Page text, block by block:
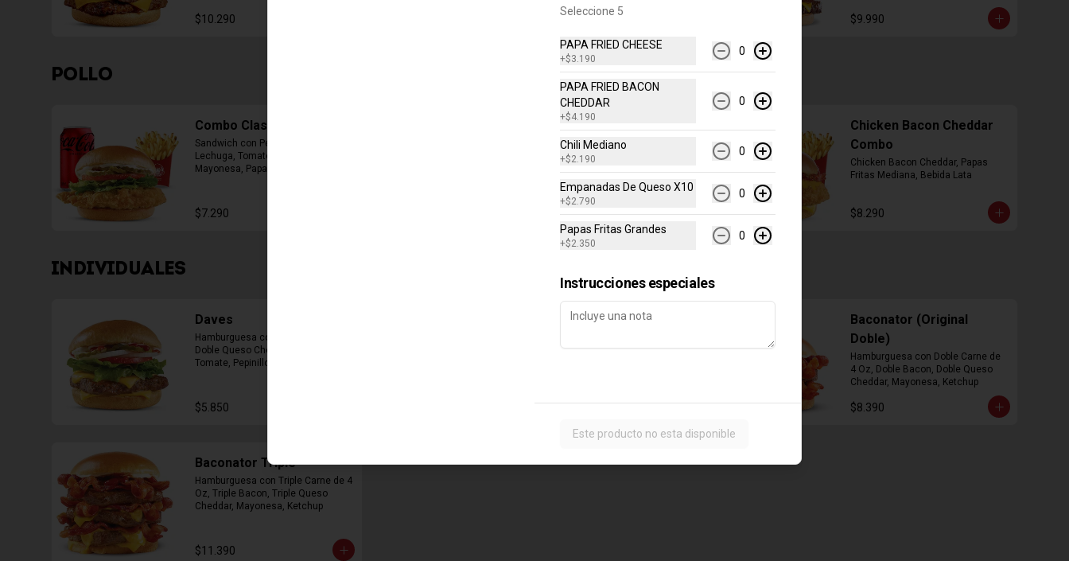
$10.290 $9.990
POLLO
Combo Classic Chicken
Sandwich con Pechuga Apanada,
Lechuga, Tomate, Pepinillos y
Mayonesa, Papas Fritas Mediana,
$7.290
Combo Classic Chicken
Sandwich con Pechuga de Pollo,
Bacon, Queso Cheddar, Mayonesa,
Lechuga, Tomates, Papas Fritas
Mediana y Bebida Lata
Chicken Bacon Cheddar
Combo
Chicken Bacon Cheddar, Papas
Fritas Mediana, Bebida Lata
$8.290
INDIVIDUALES
Daves
Hamburguesa con 1 Carne de 4 Oz,
Doble Queso Cheddar, Lechuga,
Tomate, Pepinillos, Cebolla,
$5.850
Daves Doble
4 Oz, Doble Queso Cheddar,
$6.890
Baconator (Original
Doble)
Hamburguesa con Doble Carne de
4 Oz, Doble Bacon, Doble Queso
Cheddar, Mayonesa, Ketchup
$8.390
Baconator Triple
Hamburguesa con Triple Carne de 4
Oz, Triple Bacon, Triple Queso
Cheddar, Mayonesa, Ketchup
$11.390
Seleccione 5
PAPA FRIED CHEESE
+$3.190
0
PAPA FRIED BACON
CHEDDAR
+$4.190
0
Chili Mediano
+$2.190
0
Empanadas De Queso X10
+$2.790
0
Papas Fritas Grandes
+$2.350
0
Instrucciones especiales
Este producto no esta disponible